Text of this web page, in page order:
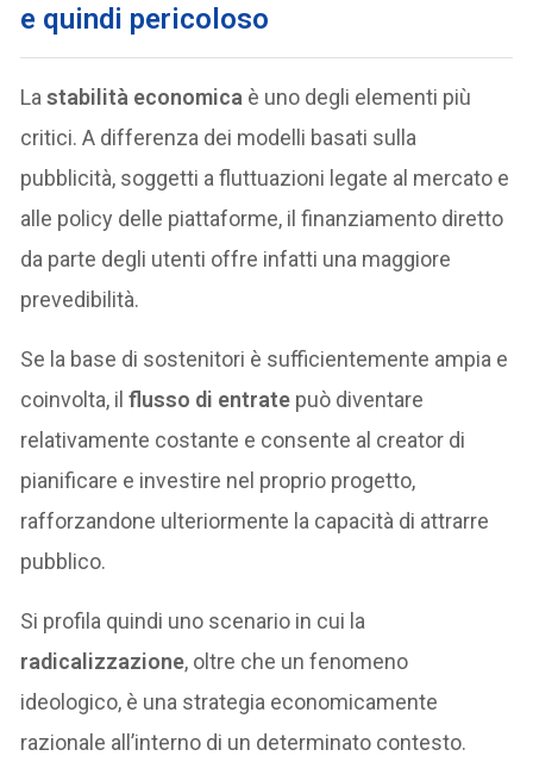
e quindi pericoloso
Lastabilità economica è uno degli elementi più
critici. A differenza dei modelli basati sulla
pubblicità, soggetti a fluttuazioni legate al mercato e
alle policy delle piattaforme, il finanziamento diretto
da parte degli utenti offre infatti una maggiore
prevedibilità.
Se la base di sostenitori è sufficientemente ampia e
coinvolta, ilflusso di entrate può diventare
relativamente costante e consente al creator di
pianificare e investire nel proprio progetto,
rafforzandone ulteriormente la capacità di attrarre
pubblico.
Si profila quindi uno scenario in cui la
radicalizzazione, oltre che un fenomeno
ideologico, è una strategia economicamente
razionale all’interno di un determinato contesto.